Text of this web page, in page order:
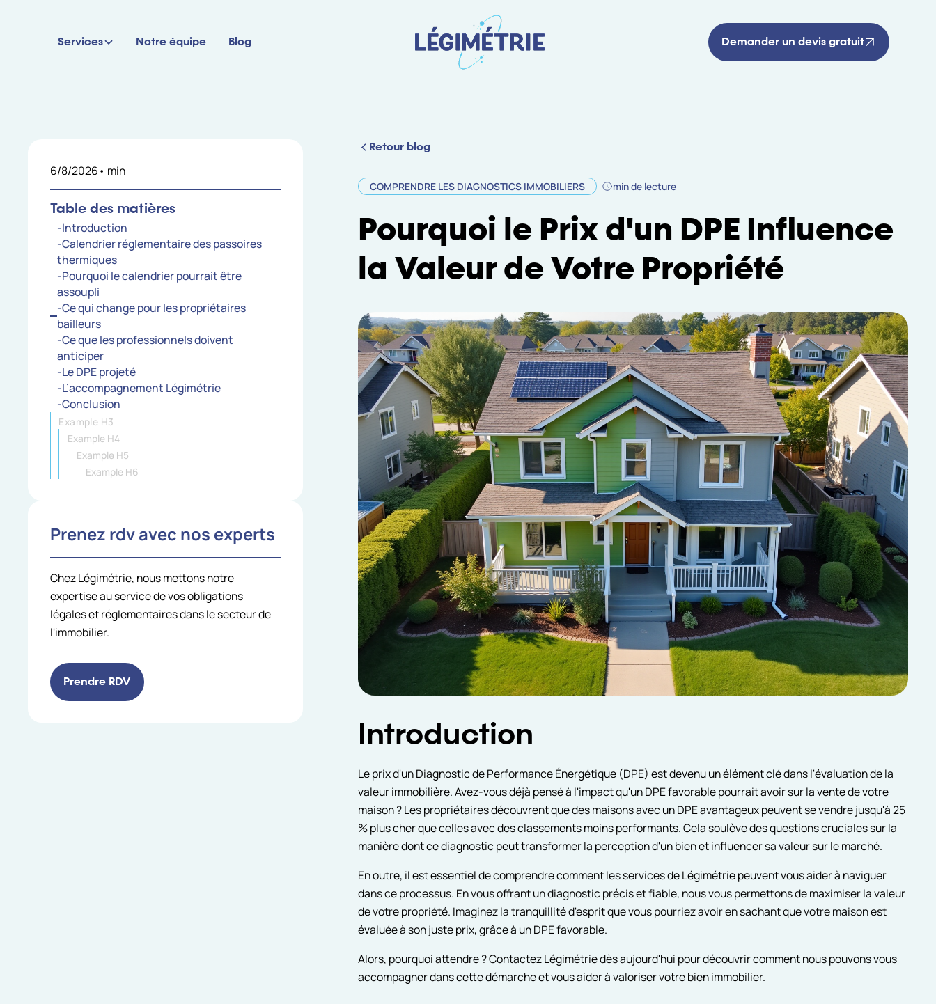
Services Notre équipe Blog Demander un devis gratuit
6/8/2026• min
Table des matières
-Introduction
-Calendrier réglementaire des passoires
thermiques
-Pourquoi le calendrier pourrait être
assoupli
-Ce qui change pour les propriétaires
bailleurs
-Ce que les professionnels doivent
anticiper
-Le DPE projeté
-L’accompagnement Légimétrie
-Conclusion
Example H3
Example H4
Example H5
Example H6
Prenez rdv avec nos experts
Chez Légimétrie, nous mettons notre
expertise au service de vos obligations
légales et réglementaires dans le secteur de
l'immobilier.
Prendre RDV
Retour blog
COMPRENDRE LES DIAGNOSTICS IMMOBILIERS min de lecture
Pourquoi le Prix d'un DPE Influence
la Valeur de Votre Propriété
Introduction
Le prix d'un Diagnostic de Performance Énergétique (DPE) est devenu un élément clé dans l'évaluation de la
valeur immobilière. Avez-vous déjà pensé à l'impact qu'un DPE favorable pourrait avoir sur la vente de votre
maison ? Les propriétaires découvrent que des maisons avec un DPE avantageux peuvent se vendre jusqu'à 25
% plus cher que celles avec des classements moins performants. Cela soulève des questions cruciales sur la
manière dont ce diagnostic peut transformer la perception d'un bien et influencer sa valeur sur le marché.
En outre, il est essentiel de comprendre comment les services de Légimétrie peuvent vous aider à naviguer
dans ce processus. En vous offrant un diagnostic précis et fiable, nous vous permettons de maximiser la valeur
de votre propriété. Imaginez la tranquillité d'esprit que vous pourriez avoir en sachant que votre maison est
évaluée à son juste prix, grâce à un DPE favorable.
Alors, pourquoi attendre ? Contactez Légimétrie dès aujourd'hui pour découvrir comment nous pouvons vous
accompagner dans cette démarche et vous aider à valoriser votre bien immobilier.